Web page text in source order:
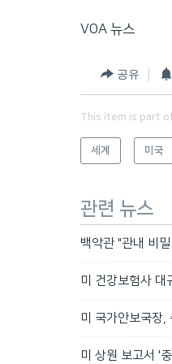
VOA 뉴스
공유
This item is part
세계 미국
관련 뉴스
백악관 "관내 비
미 건강보험사 대
미 국가안보국장,
미 상원 보고서 '